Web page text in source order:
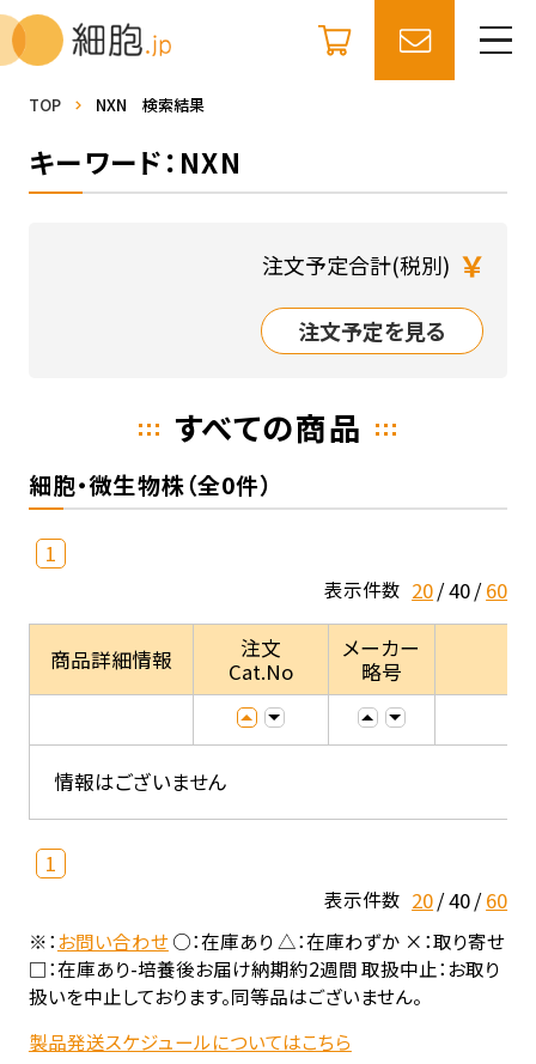
TOP NXN 検索結果
キーワード：NXN
注文予定合計(税別) ￥
注文予定を見る
すべての商品
細胞・微生物株（全0件）
1
表示件数 20 40 60
商品詳細情報
注文
Cat.No
メーカー
略号
情報はございません
1
表示件数 20 40 60
※：お問い合わせ○：在庫あり △：在庫わずか ×：取り寄せ
□：在庫あり-培養後お届け納期約2週間 取扱中止：お取り
扱いを中止しております。同等品はございません。
製品発送スケジュールについてはこちら